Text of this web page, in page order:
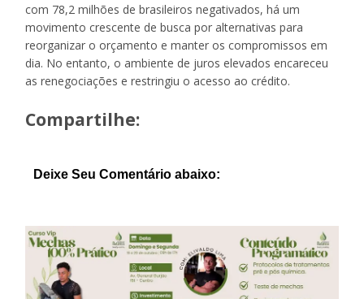
com 78,2 milhões de brasileiros negativados, há um
movimento crescente de busca por alternativas para
reorganizar o orçamento e manter os compromissos em
dia. No entanto, o ambiente de juros elevados encareceu
as renegociações e restringiu o acesso ao crédito.
Compartilhe:
Deixe Seu Comentário abaixo: